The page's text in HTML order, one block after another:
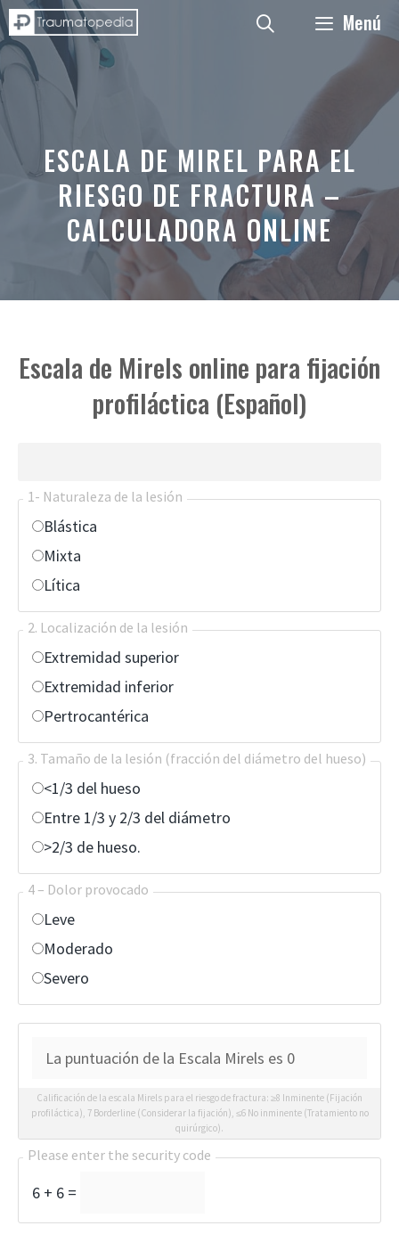
Saltar
al
contenido
Menú
ESCALA DE MIREL PARA EL
RIESGO DE FRACTURA –
CALCULADORA ONLINE
Escala de Mirels online para fijación
profiláctica (Español)
1- Naturaleza de la lesión
Blástica
Mixta
Lítica
2. Localización de la lesión
Extremidad superior
Extremidad inferior
Pertrocantérica
3. Tamaño de la lesión (fracción del diámetro del hueso)
<1/3 del hueso
Entre 1/3 y 2/3 del diámetro
>2/3 de hueso.
4 – Dolor provocado
Leve
Moderado
Severo
Calificación de la escala Mirels para el riesgo de fractura: ≥8 Inminente (Fijación
profiláctica), 7 Borderline (Considerar la fijación), ≤6 No inminente (Tratamiento no
quirúrgico).
Please enter the security code
6 + 6 =